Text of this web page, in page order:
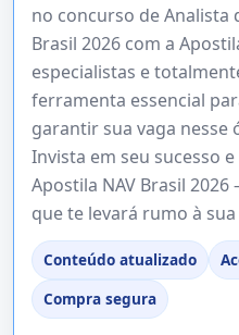
no concurso de Analista
Brasil 2026 com a
especialistas e
ferramenta essencial
garantir sua vaga nesse
Invista em seu sucesso
Apostila NAV Brasil
que te levará rumo à
Conteúdo atualizado
Compra segura